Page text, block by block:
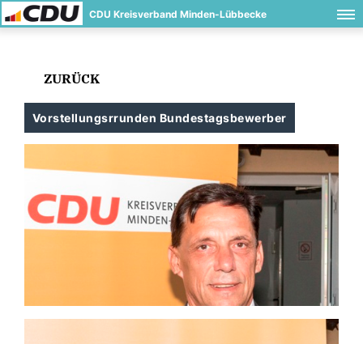
CDU Kreisverband Minden-Lübbecke
ZURÜCK
Vorstellungsrrunden Bundestagsbewerber